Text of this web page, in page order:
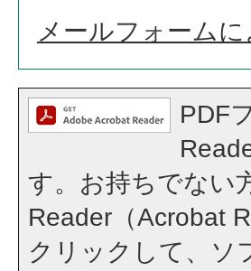
メールフォーム
PDF
す。お持ちでない
Reader（Acrobat
クリックして、ソ